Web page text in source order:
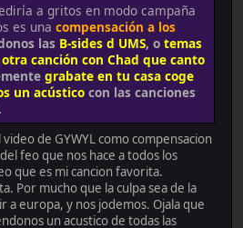
a gritos en modo campaña
es una compensación a los
las B-sides d UMS, o temas
canción con Chad que canto
grabate en tu casa coge
un acústico con las canciones
de GYWYL como compensacion
feo que nos hace a todos los
que es mi cancion favorita.
Por mucho que la culpa sea de la
a europa, y nos jodemos. Ojala que
un acustico de todas las